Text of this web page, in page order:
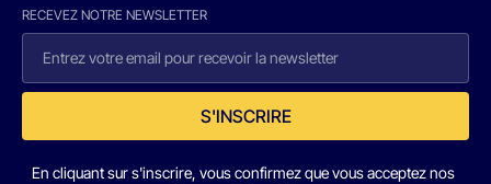
RECEVEZ NOTRE NEWSLETTER
S'INSCRIRE
En cliquant sur s'inscrire, vous confirmez que vous acceptez nos